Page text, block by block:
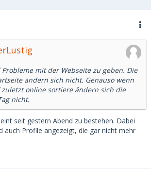
mit der Webseite zu geben. Die
ändern sich nicht. Genauso wenn
zuletzt online sortiere ändern sich die
nicht.
seit gestern Abend zu bestehen. Dabei
auch Profile angezeigt, die gar nicht mehr